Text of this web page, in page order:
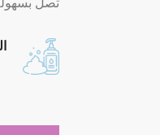
تصل